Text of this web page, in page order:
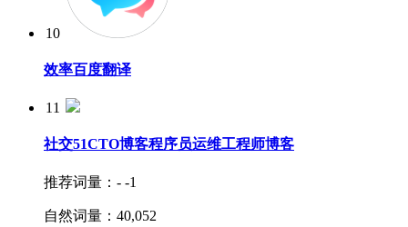
10
效率百度翻译
推荐词量：
自然词量：45,515
16
11
社交51CTO博客程序员运维工程师博客
推荐词量： - -1
自然词量： 40,052